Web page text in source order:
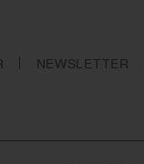
NEWSLETTER